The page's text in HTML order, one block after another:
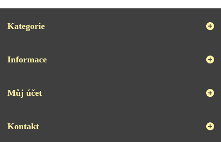
Kategorie
Informace
Můj účet
Kontakt